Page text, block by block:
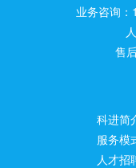
业务咨询
售
科进简
服务模
人才招